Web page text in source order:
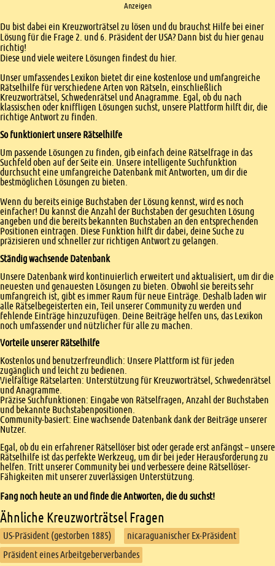
Anzeigen
Einleitung
Du bist dabei ein Kreuzworträtsel zu lösen und du brauchst Hilfe bei einer
Lösung für die Frage 2. und 6. Präsident der USA? Dann bist du hier genau
richtig!
Diese und viele weitere Lösungen findest du hier.
Unser umfassendes Lexikon bietet dir eine kostenlose und umfangreiche
Rätselhilfe für verschiedene Arten von Rätseln, einschließlich
Kreuzworträtsel, Schwedenrätsel und Anagramme. Egal, ob du nach
klassischen oder kniffligen Lösungen suchst, unsere Plattform hilft dir, die
richtige Antwort zu finden.
So funktioniert unsere Rätselhilfe
Um passende Lösungen zu finden, gib einfach deine Rätselfrage in das
Suchfeld oben auf der Seite ein. Unsere intelligente Suchfunktion
durchsucht eine umfangreiche Datenbank mit Antworten, um dir die
bestmöglichen Lösungen zu bieten.
Wenn du bereits einige Buchstaben der Lösung kennst, wird es noch
einfacher! Du kannst die Anzahl der Buchstaben der gesuchten Lösung
angeben und die bereits bekannten Buchstaben an den entsprechenden
Positionen eintragen. Diese Funktion hilft dir dabei, deine Suche zu
präzisieren und schneller zur richtigen Antwort zu gelangen.
Ständig wachsende Datenbank
Unsere Datenbank wird kontinuierlich erweitert und aktualisiert, um dir die
neuesten und genauesten Lösungen zu bieten. Obwohl sie bereits sehr
umfangreich ist, gibt es immer Raum für neue Einträge. Deshalb laden wir
alle Rätselbegeisterten ein, Teil unserer Community zu werden und
fehlende Einträge hinzuzufügen. Deine Beiträge helfen uns, das Lexikon
noch umfassender und nützlicher für alle zu machen.
Vorteile unserer Rätselhilfe
Kostenlos und benutzerfreundlich: Unsere Plattform ist für jeden
zugänglich und leicht zu bedienen.
Vielfältige Rätselarten: Unterstützung für Kreuzworträtsel, Schwedenrätsel
und Anagramme.
Präzise Suchfunktionen: Eingabe von Rätselfragen, Anzahl der Buchstaben
und bekannte Buchstabenpositionen.
Community-basiert: Eine wachsende Datenbank dank der Beiträge unserer
Nutzer.
Egal, ob du ein erfahrener Rätsellöser bist oder gerade erst anfängst – unsere
Rätselhilfe ist das perfekte Werkzeug, um dir bei jeder Herausforderung zu
helfen. Tritt unserer Community bei und verbessere deine Rätsellöser-
Fähigkeiten mit unserer zuverlässigen Unterstützung.
Fang noch heute an und finde die Antworten, die du suchst!
Ähnliche Kreuzworträtsel Fragen
US-Präsident (gestorben 1885)
nicaraguanischer Ex-Präsident
Präsident eines Arbeitgeberverbandes